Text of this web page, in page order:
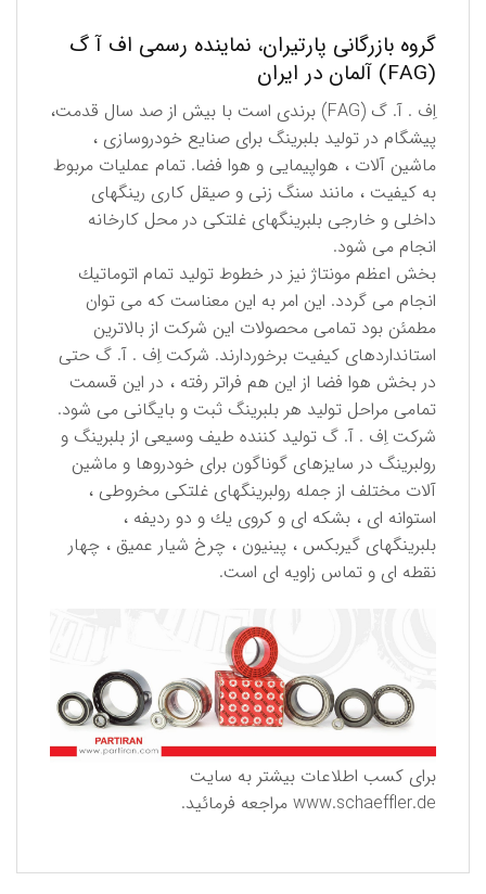
گروه بازرگانی پارتیران، نماینده رسمی اف آ گ
(FAG) آلمان در ایران
اِف . آ. گ (FAG) برندی است با بیش از صد سال قدمت،
پیشگام در تولید بلبرینگ برای صنایع خودروسازی ،
ماشین آلات ، هواپیمایی و هوا فضا. تمام عملیات مربوط
به كیفیت ، مانند سنگ زنی و صیقل كاری رینگهای
داخلی و خارجی بلبرینگهای غلتكی در محل كارخانه
انجام می شود.
بخش اعظم مونتاژ نیز در خطوط تولید تمام اتوماتیك
انجام می گردد. این امر به این معناست كه می توان
مطمئن بود تمامی محصولات این شركت از بالاترین
استانداردهای كیفیت برخوردارند. شركت اِف . آ. گ حتی
در بخش هوا فضا از این هم فراتر رفته ، در این قسمت
تمامی مراحل تولید هر بلبرینگ ثبت و بایگانی می شود.
شركت اِف . آ. گ تولید كننده طیف وسیعی از بلبرینگ و
رولبرینگ در سایزهای گوناگون برای خودروها و ماشین
آلات مختلف از جمله رولبرینگهای غلتكی مخروطی ،
استوانه ای ، بشكه ای و كروی یك و دو ردیفه ،
بلبرینگهای گیربكس ، پینیون ، چرخ شیار عمیق ، چهار
نقطه ای و تماس زاویه ای است.
برای كسب اطلاعات بیشتر به سایت
www.schaeffler.de مراجعه فرمائید.